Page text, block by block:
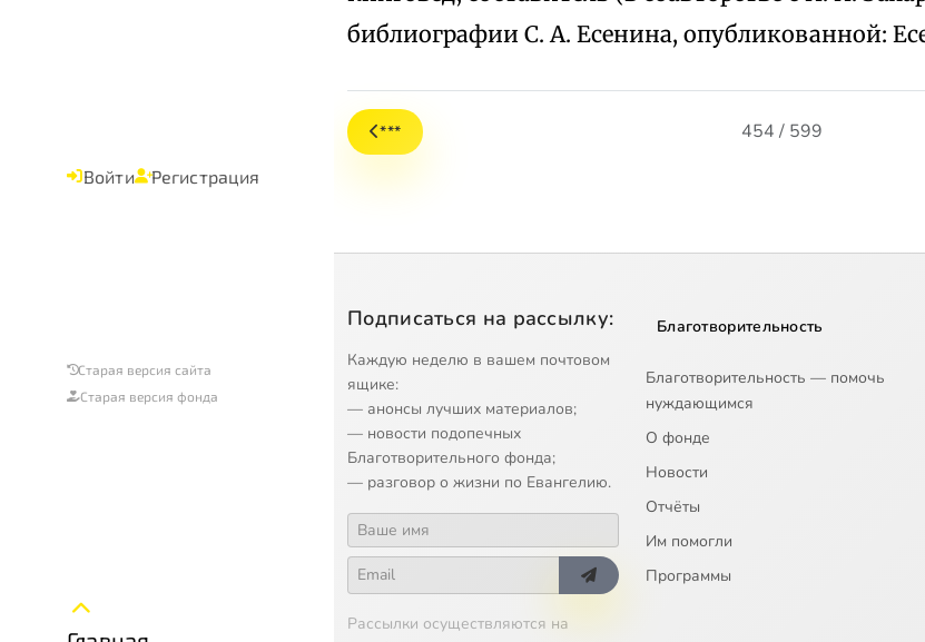
Войти Регистрация
Старая версия сайта
Старая версия фонда
библиографии С. А. Есенина, опубликованной:
*** 454 / 599
Подписаться на рассылку:
Каждую неделю в вашем почтовом
ящике:
— анонсы лучших материалов;
— новости подопечных
Благотворительного фонда;
— разговор о жизни по Евангелию.
Рассылки осуществляются на
Благотворительность
Благотворительность — помочь
нуждающимся
О фонде
Новости
Отчёты
Им помогли
Программы